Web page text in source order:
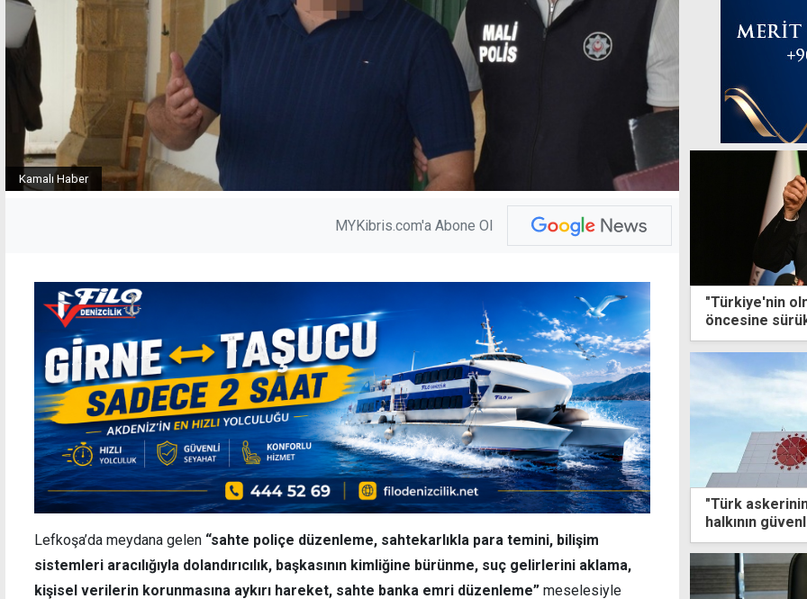
Kamalı Haber
MYKibris.com'a Abone Ol
Lefkoşa’da meydana gelen “sahte poliçe düzenleme, sahtekarlıkla para temini, bilişim
sistemleri aracılığıyla dolandırıcılık, başkasının kimliğine bürünme, suç gelirlerini aklama,
kişisel verilerin korunmasına aykırı hareket, sahte banka emri düzenleme” meselesiyle
"Türkiye'nin
öncesine
endişe
"Türk askerinin
halkının
ortamının